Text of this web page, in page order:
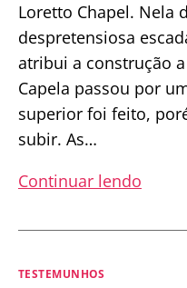
Loretto Chapel. Nela
despretensiosa
atribui a construção a
Capela passou por
superior foi feito,
subir. As…
Continuar lendo
da
Categorias
TESTEMUNHOS